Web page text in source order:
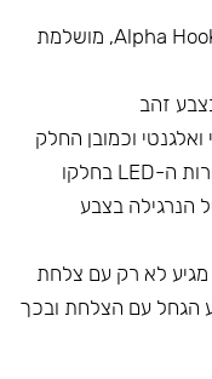
הנרגילה הקומפקטית החדשה מבית Alpha Hookah, מושלמת
זהב
וכמובן החלק
הכי מיוחד – מגיעה עם תאורה מובנית! נורות ה-LED בחלקו
הנרגילה בצבע
מגיע לא רק עם צלחת
הגחל עם הצלחת ובכך